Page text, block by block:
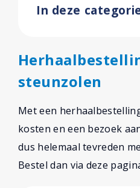
In deze
steunzolen
Met een
kosten en een bezoek
dus helemaal tevreden
Bestel dan via deze